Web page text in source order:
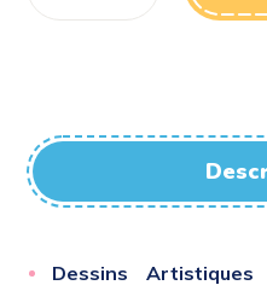
Dessins